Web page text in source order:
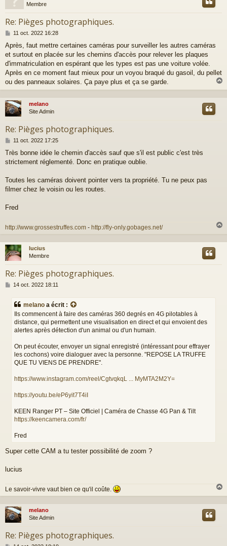
Membre
Re: Pièges photographiques.
M
s
s
a
g
11 oct. 2022 16:28
Après, faut mettre certaines caméras pour surveiller les autres caméras
et surtout en placée sur les chemins d'accès pour relever les plaques
d'immatriculation en espérant que les types est pas une voiture volée.
Après en ce moment faut mieux pour un voyou braqué du gasoil, du pellet
ou des panneaux solaires. Ça paye plus et ça se garde.
a
melano
Site Admin
Re: Pièges photographiques.
M
s
s
g
11 oct. 2022 17:25
Très bonne idée le chemin d'accès sauf que s'il est public c'est très
strictement réglementé. Donc en pratique oublie.
Toutes les caméras doivent pointer vers ta propriété. Tu ne peux pas
filmer chez le voisin ou les routes.
Fred
http://www.grossestruffes.com - http://fly-only.gobages.net/
u
lucius
Membre
Re: Pièges photographiques.
M
s
14 oct. 2022 18:11
melano a écrit :
Ils commencent à faire des caméras 360 degrés en 4G pilotables à
distance, qui permettent une visualisation en direct et qui envoient des
alertes après détection d'un animal ou d'un humain.
On peut écouter, envoyer un signal enregistré (intéressant pour effrayer
les cochons) voire dialoguer avec la personne. "REPOSE LA TRUFFE
QUE TU VIENS DE PRENDRE".
https://www.instagram.com/reel/CgtvqkqL ... MyMTA2M2Y=
https://youtu.be/eP6yit7T4iI
KEEN Ranger PT – Site Officiel | Caméra de Chasse 4G Pan & Tilt
https://keencamera.com/fr/
Fred
Super cette CAM a tu tester possibilité de zoom ?
lucius
Le savoir-vivre vaut bien ce qu'il coûte.
a
melano
Site Admin
Re: Pièges photographiques.